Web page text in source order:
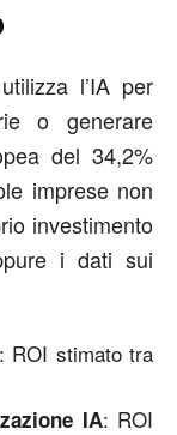
utilizza l’IA per
o generare
del 34,2%
imprese non
investimento
i dati sui
ROI stimato tra
IA: ROI